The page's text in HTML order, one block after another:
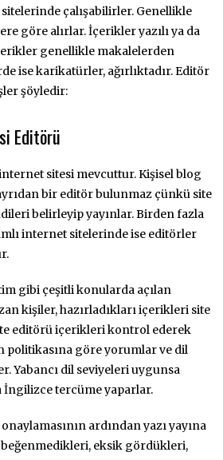
çalışabilirler. Genellikle
göre alırlar. İçerikler yazılı ya da
genellikle makalelerden
ise karikatürler, ağırlıktadır. Editör
şöyledir:
sitesi mevcuttur. Kişisel blog
bir editör bulunmaz çünkü site
belirleyip yayınlar. Birden fazla
internet sitelerinde ise editörler
gibi çeşitli konularda açılan
kişiler, hazırladıkları içerikleri site
editörü içerikleri kontrol ederek
politikasına göre yorumlar ve dil
Yabancı dil seviyeleri uygunsa
İngilizce tercüme yaparlar.
ardından yazı yayına
eksik gördükleri,